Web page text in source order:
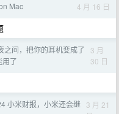
Mac 4 月 16 日
之间，把你的耳机变成了
了
3 月
30 日
小米财报，小米还会继 3 月 21